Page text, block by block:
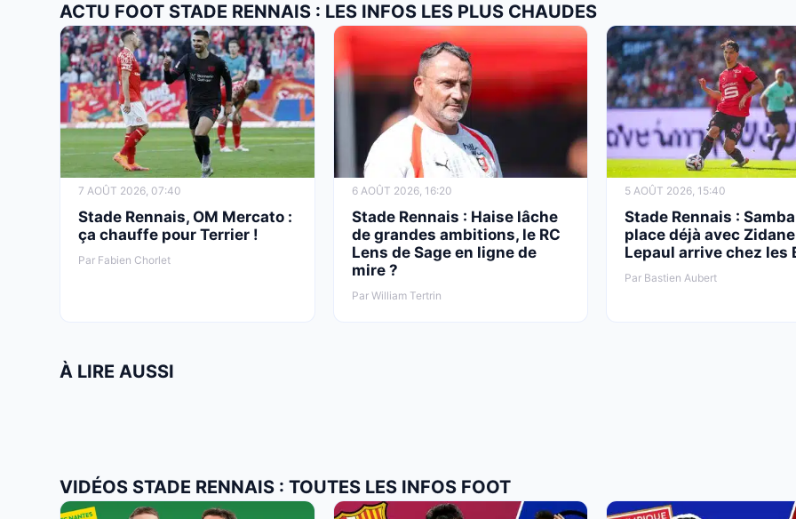
ACTU FOOT STADE RENNAIS : LES INFOS LES PLUS CHAUDES
7 AOÛT 2026, 07:40
Stade Rennais, OM Mercato :
ça chauffe pour Terrier !
Par Fabien Chorlet
6 AOÛT 2026, 16:20
Stade Rennais : Haise lâche
de grandes ambitions, le RC
Lens de Sage en ligne de
mire ?
Par William Tertrin
5 AOÛT 2026, 15:40
Stade Rennais :
place déjà avec
Lepaul arrive chez les
Par Bastien Aubert
À LIRE AUSSI
VIDÉOS STADE RENNAIS : TOUTES LES INFOS FOOT